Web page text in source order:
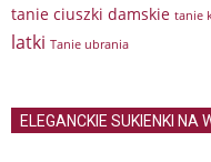
tanie ciuszki damskie tanie
latki Tanie ubrania
ELEGANCKIE SUKIENKI NA